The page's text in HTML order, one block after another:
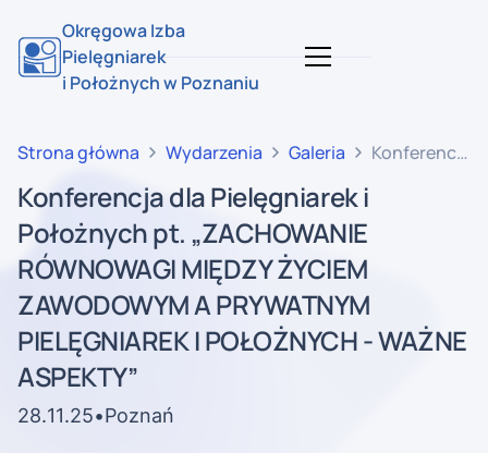
Okręgowa Izba
Pielęgniarek
i Położnych w Poznaniu
Strona główna Wydarzenia Galeria
Konferencja
MIĘDZY
Konferencja dla Pielęgniarek i
Położnych pt. „ZACHOWANIE
RÓWNOWAGI MIĘDZY ŻYCIEM
ZAWODOWYM A PRYWATNYM
PIELĘGNIAREK I POŁOŻNYCH - WAŻNE
ASPEKTY”
28.11.25•Poznań